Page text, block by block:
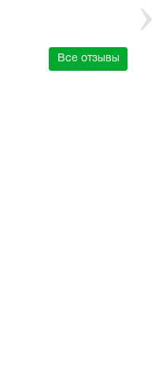
Все отзывы